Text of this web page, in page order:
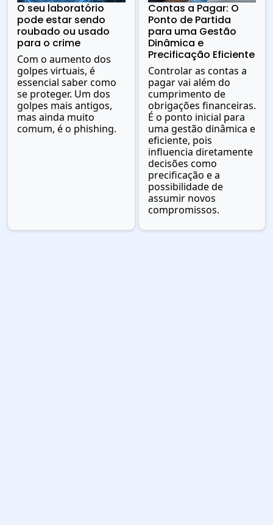
O seu laboratório
pode estar sendo
roubado ou usado
para o crime
Com o aumento dos
golpes virtuais, é
essencial saber como
se proteger. Um dos
golpes mais antigos,
mas ainda muito
comum, é o phishing.
Contas a Pagar: O
Ponto de Partida
para uma Gestão
Dinâmica e
Precificação Eficiente
Controlar as contas a
pagar vai além do
cumprimento de
obrigações financeiras.
É o ponto inicial para
uma gestão dinâmica e
eficiente, pois
influencia diretamente
decisões como
precificação e a
possibilidade de
assumir novos
compromissos.